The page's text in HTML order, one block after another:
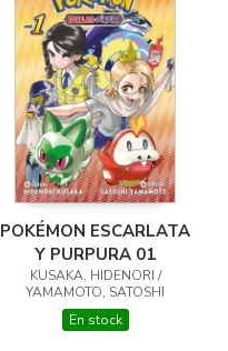
POKÉMON ESCARLATA
Y PURPURA 01
KUSAKA, HIDENORI /
YAMAMOTO, SATOSHI
En stock